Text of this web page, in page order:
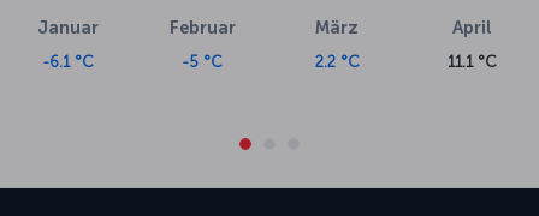
Januar
-6.1 °C
Februar
-5 °C
März
2.2 °C
April
11.1 °C